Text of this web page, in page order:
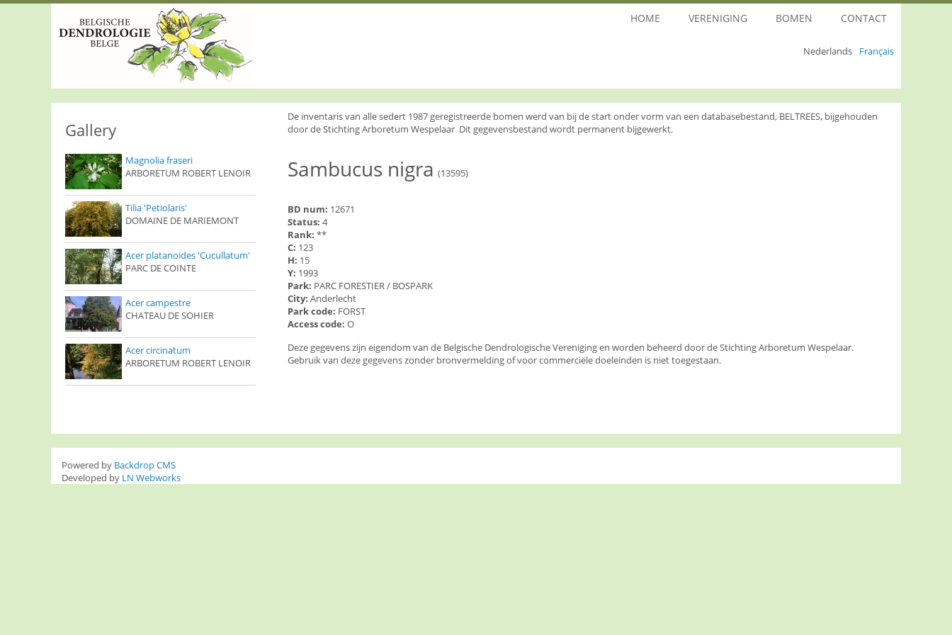
Nederlands Français
HOME VERENIGING BOMEN CONTACT
De inventaris van alle sedert 1987 geregistreerde bomen werd van bij de start onder vorm van een databasebestand, BELTREES, bijgehouden
door de Stichting Arboretum Wespelaar Dit gegevensbestand wordt permanent bijgewerkt.
Sambucus nigra (13595)
BD num: 12671
Status: 4
Rank: **
C: 123
H: 15
Y: 1993
Park: PARC FORESTIER / BOSPARK
City: Anderlecht
Park code: FORST
Access code: O
Deze gegevens zijn eigendom van de Belgische Dendrologische Vereniging en worden beheerd door de Stichting Arboretum Wespelaar.
Gebruik van deze gegevens zonder bronvermelding of voor commerciële doeleinden is niet toegestaan.
Gallery
Magnolia fraseri
ARBORETUM ROBERT LENOIR
Tilia 'Petiolaris'
DOMAINE DE MARIEMONT
Acer platanoides 'Cucullatum'
PARC DE COINTE
Acer campestre
CHATEAU DE SOHIER
Acer circinatum
ARBORETUM ROBERT LENOIR
Powered by Backdrop CMS
Developed by LN Webworks